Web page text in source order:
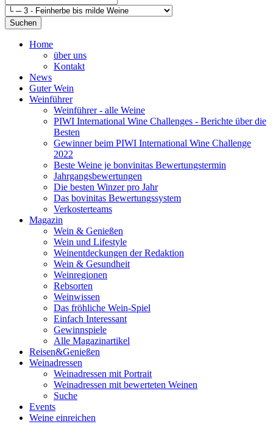
Suchen
Home
über uns
Kontakt
News
Guter Wein
Weinführer
Weinführer - alle Weine
PIWI International Wine Challenges - Berichte über die
Besten
Gewinner beim PIWI International Wine Challenge
2022
Beste Weine je bonvinitas Bewertungstermin
Jahrgangsbewertungen
Die besten Winzer pro Jahr
Das bovinitas Bewertungssystem
Verkosterteams
Magazin
Wein & Genießen
Wein und Lifestyle
Weinentdeckungen der Redaktion
Wein & Gesundheit
Weinregionen
Rebsorten
Weinwissen
Das fröhliche Wein-Spiel
Einfach Interessant
Gewinnspiele
Alle Magazinartikel
Reisen&Genießen
Weinadressen
Weinadressen mit Portrait
Weinadressen mit bewerteten Weinen
Suche
Events
Weine einreichen